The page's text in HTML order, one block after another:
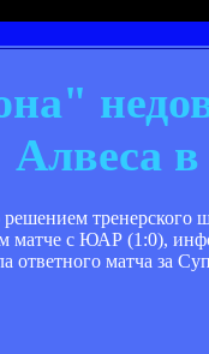
Алвеса
матче с ЮАР (1:0),
ответного матча за